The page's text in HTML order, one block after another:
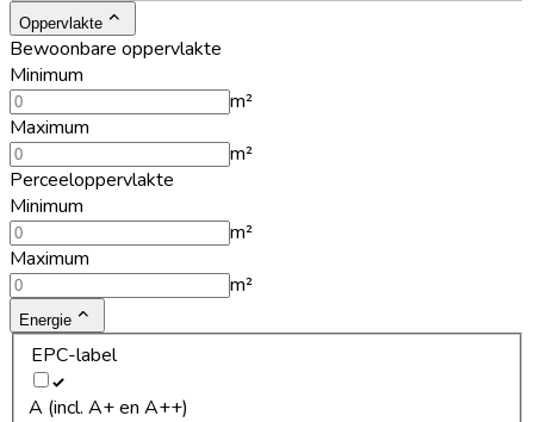
Oppervlakte
Bewoonbare oppervlakte
Minimum
m²
Maximum
m²
Perceeloppervlakte
Minimum
m²
Maximum
m²
Energie
EPC-label
A (incl. A+ en A++)